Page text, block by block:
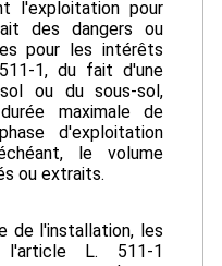
l'exploitation pour
des dangers ou
pour les intérêts
1, du fait d'une
ou du sous-sol,
maximale de
d'exploitation
le volume
ou extraits.
de l'installation, les
l'article L. 511-1